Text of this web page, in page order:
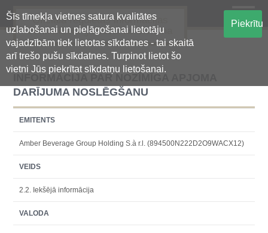
Šīs tīmekļa vietnes satura kvalitātes
uzlabošanai un pielāgošanai lietotāju
vajadzībām tiek lietotas sīkdatnes - tai skaitā
arī trešo pušu sīkdatnes. Turpinot lietot šo
vietni Jūs piekrītat sīkdatņu lietošanai.
Piekrītu
Oficiālā regulētās informācijas
centralizētā glabāšanas sistēma
INFORMĀCIJA PAR NOZĪMĪGA APJOMA
DARĪJUMA NOSLĒGŠANU
EMITENTS
Amber Beverage Group Holding S.à r.l. (894500N222D2O9WACX12)
VEIDS
2.2. Iekšējā informācija
VALODA